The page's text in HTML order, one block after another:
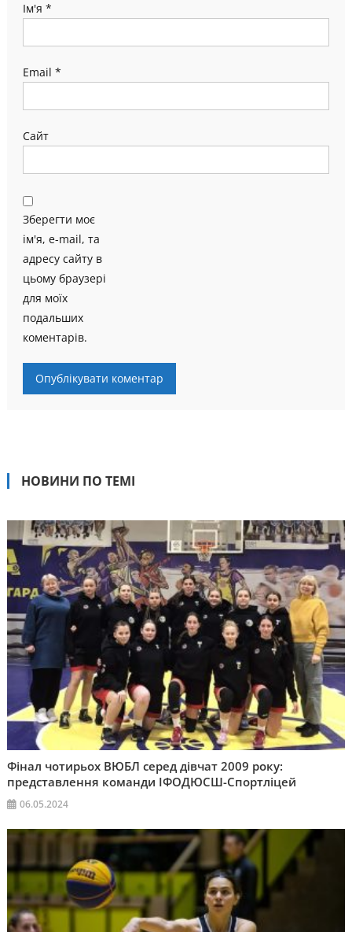
Ім'я *
Email *
Сайт
Зберегти моє
ім'я, e-mail, та
адресу сайту в
цьому браузері
для моїх
подальших
коментарів.
НОВИНИ ПО ТЕМІ
Фінал чотирьох ВЮБЛ серед дівчат 2009 року:
представлення команди ІФОДЮСШ-Спортліцей
06.05.2024